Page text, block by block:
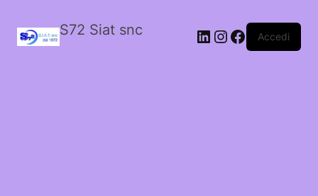
S72 Siat snc LinkedIn
Instagram
Facebook
Accedi